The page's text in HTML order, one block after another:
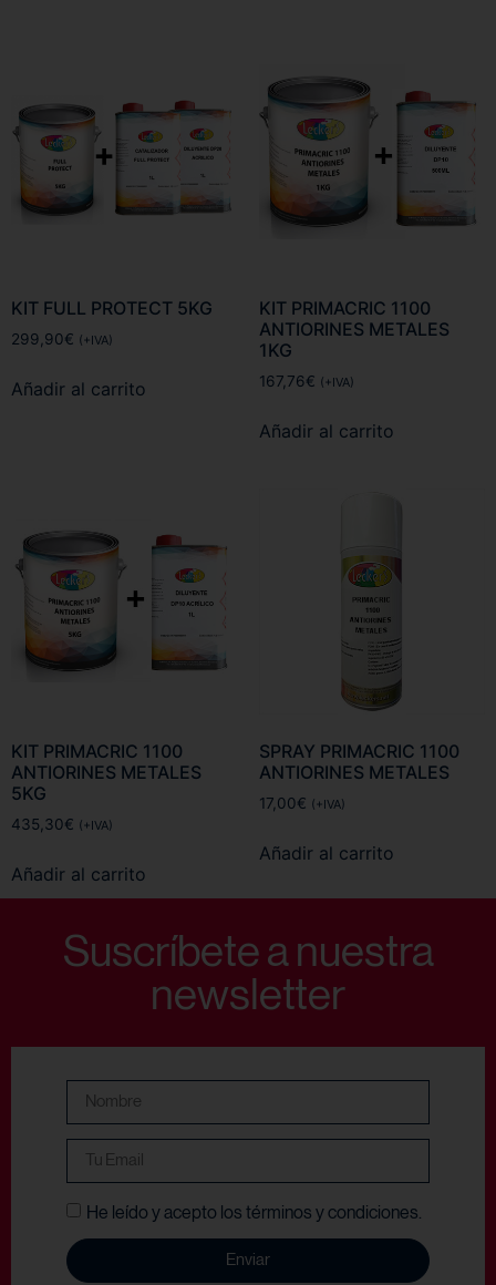
KIT FULL PROTECT 5KG
299,90€ (+IVA)
Añadir al carrito
KIT PRIMACRIC 1100
ANTIORINES METALES
1KG
167,76€ (+IVA)
Añadir al carrito
KIT PRIMACRIC 1100
ANTIORINES METALES
5KG
435,30€ (+IVA)
Añadir al carrito
SPRAY PRIMACRIC 1100
ANTIORINES METALES
17,00€ (+IVA)
Añadir al carrito
Suscríbete a nuestra
newsletter
He leído y acepto los términos y condiciones.
Enviar